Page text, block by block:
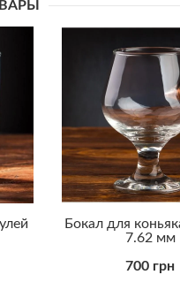
Бокал для
7.62 мм
700 грн